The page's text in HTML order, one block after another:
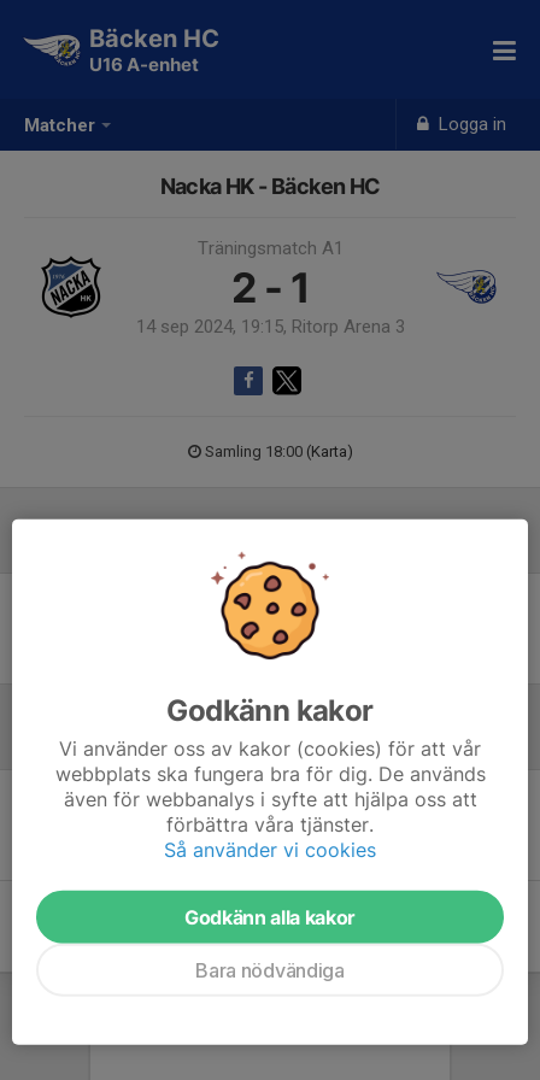
Matcher Logga in
Bäcken HC
U16 A-enhet
Nacka HK - Bäcken HC
Träningsmatch A1
2 - 1
14 sep 2024, 19:15, Ritorp Arena 3
Samling 18:00 (Karta)
Ingen uppställning ifylld
Referat
Inget referat skrivet
Godkänn kakor
Vi använder oss av kakor (cookies) för att vår
webbplats ska fungera bra för dig. De används
även för webbanalys i syfte att hjälpa oss att
förbättra våra tjänster.
Så använder vi cookies
Godkänn alla kakor
Bara nödvändiga